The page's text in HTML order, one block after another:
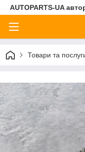
AUTOPARTS-UA
Товари та